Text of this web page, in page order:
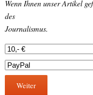
Wenn Ihnen unser Artikel
des
Journalismus.
Weiter